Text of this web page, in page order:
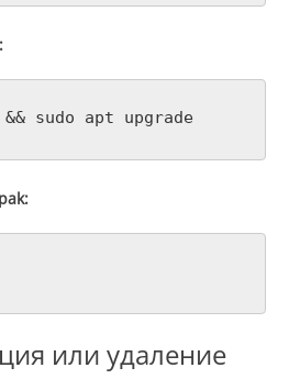
sudo apt upgrade
или удаление